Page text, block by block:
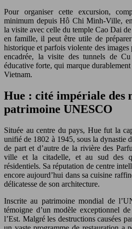
Pour organiser cette excursion,
minimum depuis Hô Chi Minh-Ville,
la visite avec celle du temple Cao Dai
en famille, il peut être utile de
historique et parfois violente des images
encadrée, la visite des tunnels de
éducative forte, qui marque
Vietnam.
Hue : cité impériale des
patrimoine UNESCO
Située au centre du pays, Hue fut la
unifié de 1802 à 1945, sous la dynastie
de part et d’autre de la rivière des
ville et la citadelle, et au sud des
résidentiels. Sa réputation de centre
encore aujourd’hui dans sa cuisine
délicatesse de son architecture.
Inscrite au patrimoine mondial de
témoigne d’un modèle exceptionnel
l’Est. Malgré les destructions causées